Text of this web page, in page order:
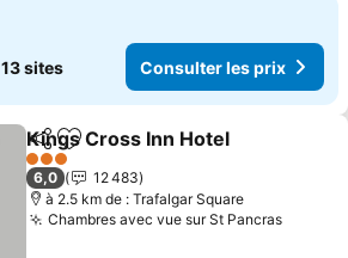
13 sites Consulter les prix
PartagerAjouter à mes favoris
Kings Cross Inn Hotel
3 Étoiles
6,0
12 483
à 2.5 km de : Trafalgar Square
Chambres avec vue sur St Pancras